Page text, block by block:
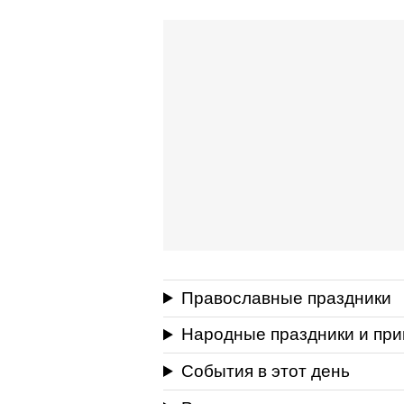
Православные праздники
Народные праздники и
События в этот день